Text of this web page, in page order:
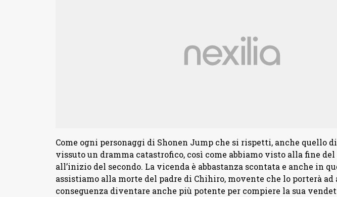
Come ogni personaggi di Shonen Jump che si rispetti, anche quello
vissuto un dramma catastrofico, così come abbiamo visto alla fine
all’inizio del secondo. La vicenda è abbastanza scontata e anche in
assistiamo alla morte del padre di Chihiro, movente che lo porterà ad
conseguenza diventare anche più potente per compiere la sua